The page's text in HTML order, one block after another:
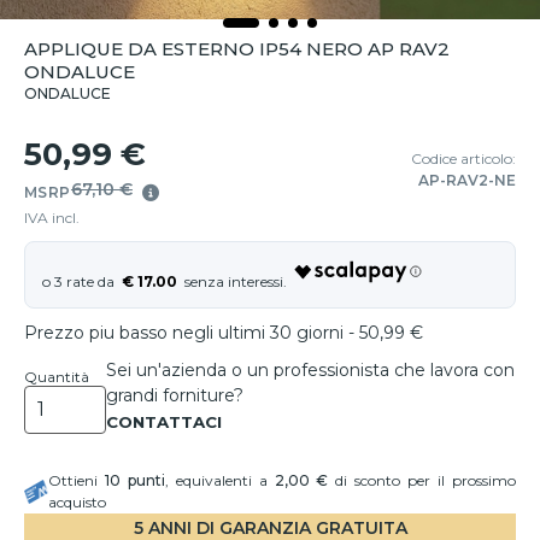
APPLIQUE DA ESTERNO IP54 NERO AP RAV2
ONDALUCE
ONDALUCE
50,99 €
MSRP67,10 €
IVA incl.
Codice articolo:
AP-RAV2-NE
€ 17.00
Prezzo piu basso negli ultimi 30 giorni - 50,99 €
Quantità
Sei un'azienda o un professionista che lavora con
grandi forniture?
Ottieni 10 punti, equivalenti a 2,00 € di sconto per il prossimo
acquisto
5 ANNI DI GARANZIA GRATUITA